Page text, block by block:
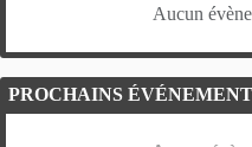
Aucun
PROCHAINS